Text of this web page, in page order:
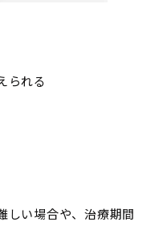
られる
しい場合や、治療期間